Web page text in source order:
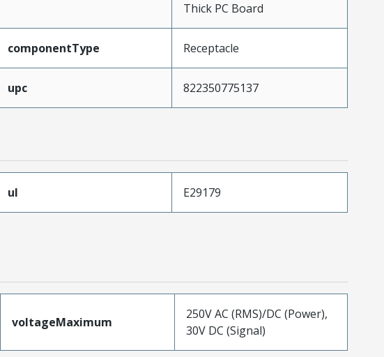
Thick PC Board
componentType Receptacle
upc 822350775137
ul
E29179
voltageMaximum
250V AC (RMS)/DC (Power),
30V DC (Signal)